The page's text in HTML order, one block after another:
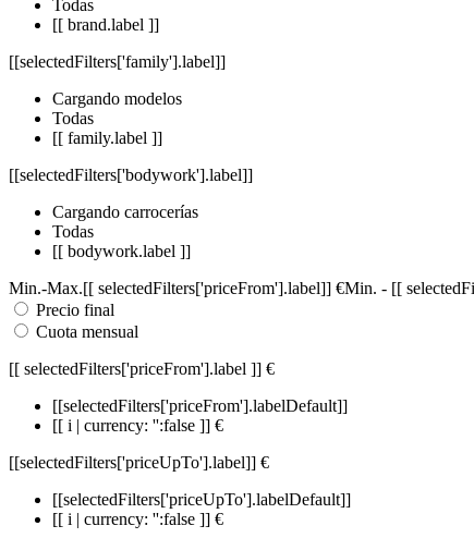
Todas
[[ brand.label ]]
[[selectedFilters['family'].label]]
Cargando modelos
Todas
[[ family.label ]]
[[selectedFilters['bodywork'].label]]
Cargando carrocerías
Todas
[[ bodywork.label ]]
Min.-Max.[[ selectedFilters['priceFrom'].label]] €Min. - [[
Precio final
Cuota mensual
[[ selectedFilters['priceFrom'].label ]] €
[[selectedFilters['priceFrom'].labelDefault]]
[[ i | currency: '':false ]] €
[[selectedFilters['priceUpTo'].label]] €
[[selectedFilters['priceUpTo'].labelDefault]]
[[ i | currency: '':false ]] €